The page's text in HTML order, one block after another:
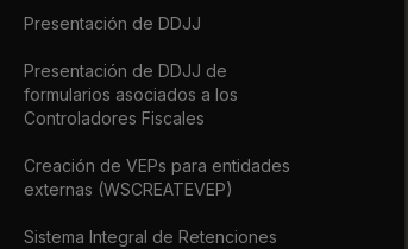
Presentación de DDJJ
Presentación de DDJJ de
formularios asociados a los
Controladores Fiscales
Creación de VEPs para entidades
externas (WSCREATEVEP)
Sistema Integral de Retenciones